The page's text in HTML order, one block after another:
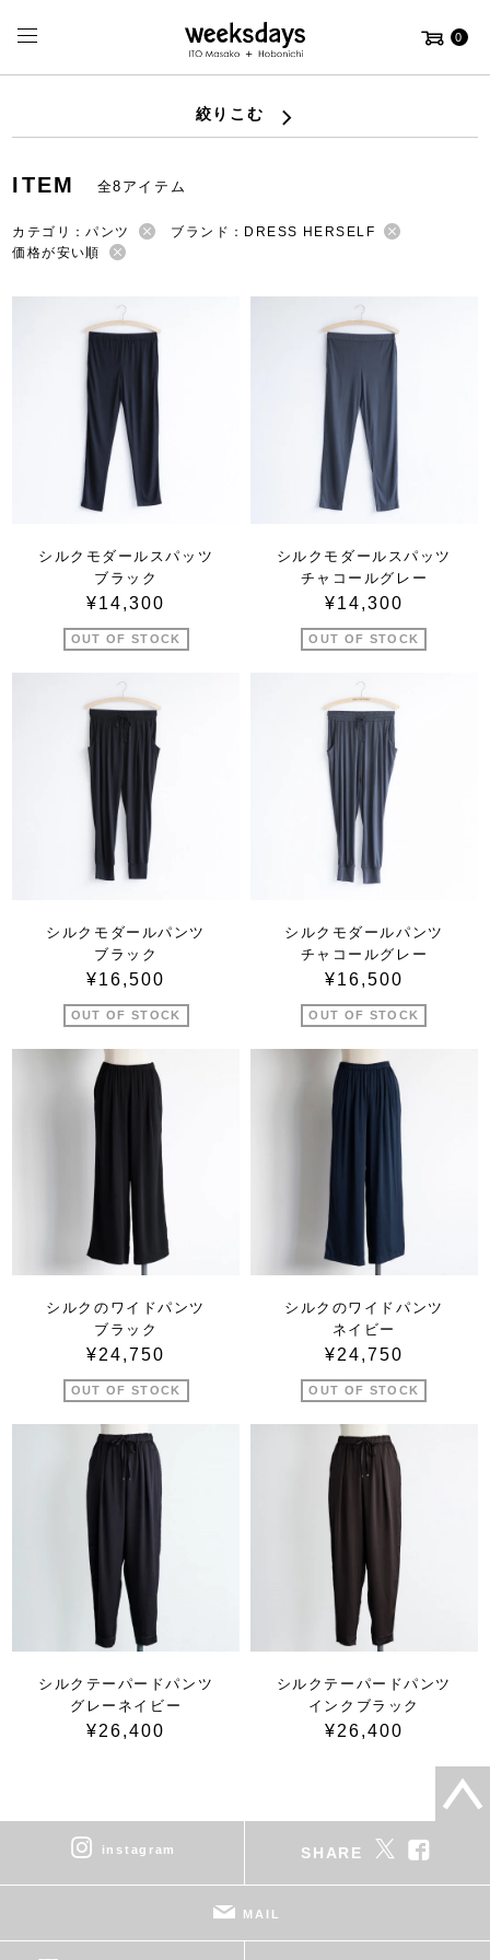
0
絞りこむ
ITEM 全8アイテム
カテゴリ：パンツ
ブランド：DRESS HERSELF
価格が安い順
シルクモダールスパッツ
ブラック
¥14,300
OUT OF STOCK
シルクモダールスパッツ
チャコールグレー
¥14,300
OUT OF STOCK
シルクモダールパンツ
ブラック
¥16,500
OUT OF STOCK
シルクモダールパンツ
チャコールグレー
¥16,500
OUT OF STOCK
シルクのワイドパンツ
ブラック
¥24,750
OUT OF STOCK
シルクのワイドパンツ
ネイビー
¥24,750
OUT OF STOCK
シルクテーパードパンツ
グレーネイビー
¥26,400
シルクテーパードパンツ
インクブラック
¥26,400
instagram SHARE
MAIL